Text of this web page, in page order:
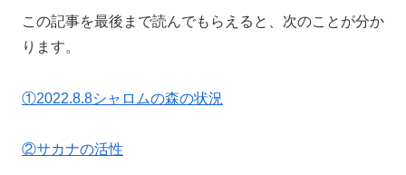
この記事を最後まで読んでもらえると、次のことが分か
ります。
①2022.8.8シャロムの森の状況
②サカナの活性